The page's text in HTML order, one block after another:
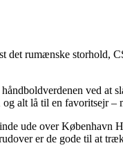
rumænske storhold,
ved at
alt lå til en favoritsejr –
ude over København
er de gode til at